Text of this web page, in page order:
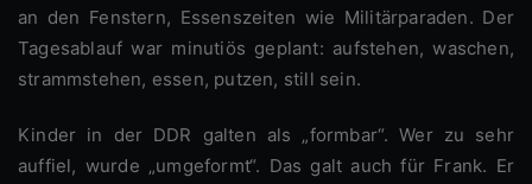
an den Fenstern, Essenszeiten wie Militärparaden. Der
Tagesablauf war minutiös geplant: aufstehen, waschen,
strammstehen, essen, putzen, still sein.
Kinder in der DDR galten als „formbar“. Wer zu sehr
auffiel, wurde „umgeformt“. Das galt auch für Frank. Er